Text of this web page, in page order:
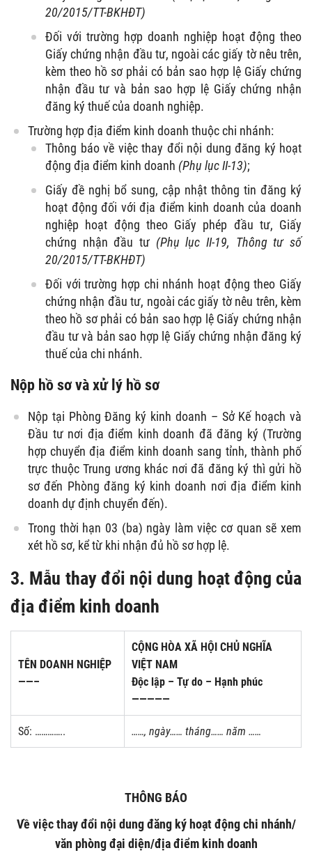
20/2015/TT-BKHĐT)
Đối với trường hợp doanh nghiệp hoạt động theo
Giấy chứng nhận đầu tư, ngoài các giấy tờ nêu trên,
kèm theo hồ sơ phải có bản sao hợp lệ Giấy chứng
nhận đầu tư và bản sao hợp lệ Giấy chứng nhận
đăng ký thuế của doanh nghiệp.
Trường hợp địa điểm kinh doanh thuộc chi nhánh:
Thông báo về việc thay đổi nội dung đăng ký hoạt
động địa điểm kinh doanh (Phụ lục II-13);
Giấy đề nghị bổ sung, cập nhật thông tin đăng ký
hoạt động đối với địa điểm kinh doanh của doanh
nghiệp hoạt động theo Giấy phép đầu tư, Giấy
chứng nhận đầu tư (Phụ lục II-19, Thông tư số
20/2015/TT-BKHĐT)
Đối với trường hợp chi nhánh hoạt động theo Giấy
chứng nhận đầu tư, ngoài các giấy tờ nêu trên, kèm
theo hồ sơ phải có bản sao hợp lệ Giấy chứng nhận
đầu tư và bản sao hợp lệ Giấy chứng nhận đăng ký
thuế của chi nhánh.
Nộp hồ sơ và xử lý hồ sơ
Nộp tại Phòng Đăng ký kinh doanh – Sở Kế hoạch và
Đầu tư nơi địa điểm kinh doanh đã đăng ký (Trường
hợp chuyển địa điểm kinh doanh sang tỉnh, thành phố
trực thuộc Trung ương khác nơi đã đăng ký thì gửi hồ
sơ đến Phòng đăng ký kinh doanh nơi địa điểm kinh
doanh dự định chuyển đến).
Trong thời hạn 03 (ba) ngày làm việc cơ quan sẽ xem
xét hồ sơ, kể từ khi nhận đủ hồ sơ hợp lệ.
3. Mẫu thay đổi nội dung hoạt động của
địa điểm kinh doanh
TÊN DOANH NGHIỆP
——–
CỘNG HÒA XÃ HỘI CHỦ NGHĨA
VIỆT NAM
Độc lập – Tự do – Hạnh phúc
—————
Số: ………….. ……, ngày…… tháng…… năm ……
THÔNG BÁO
Về việc thay đổi nội dung đăng ký hoạt động chi nhánh/
văn phòng đại diện/địa điểm kinh doanh